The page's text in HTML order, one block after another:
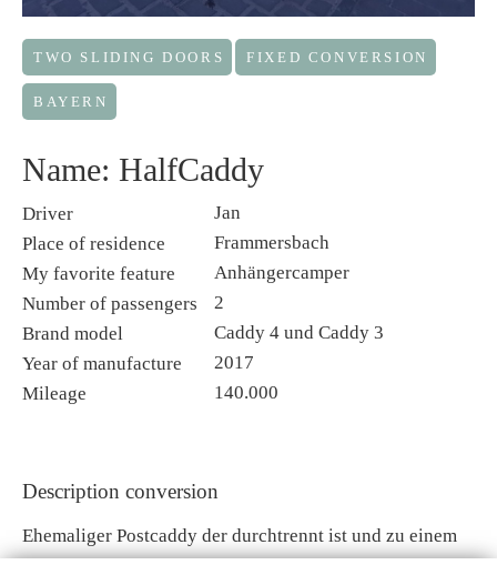
TWO SLIDING DOORS FIXED CONVERSION
BAYERN
Name: HalfCaddy
Driver
Jan
Place of residence
Frammersbach
My favorite feature
Anhängercamper
Number of passengers
2
Brand model
Caddy 4 und Caddy 3
Year of manufacture
2017
Mileage
140.000
Description conversion
Ehemaliger Postcaddy der durchtrennt ist und zu einem